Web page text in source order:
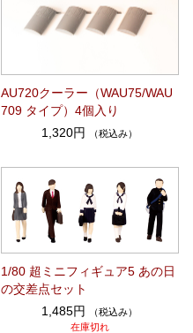
AU720クーラー（WAU75/WAU
709 タイプ）4個入り
1,320円
（税込み）
1/80 超ミニフィギュア5 あの日
の交差点セット
1,485円
（税込み）
在庫切れ